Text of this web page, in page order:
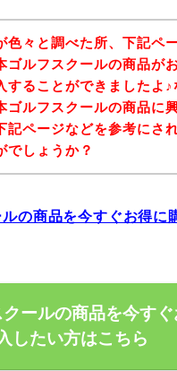
色々と調べた所、下記ペ
ゴルフスクールの商品が
することができましたよ♪
ゴルフスクールの商品に
記ページなどを参考にさ
でしょうか？
の商品を今すぐお得に
クールの商品を今す
したい方はこちら